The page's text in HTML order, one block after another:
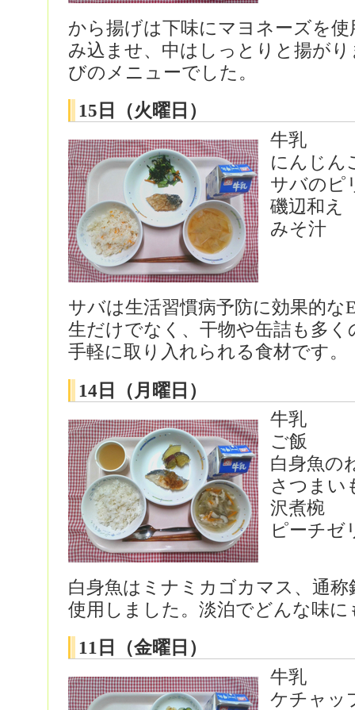
から揚げは下味にマヨネーズを
み込ませ、中はしっとりと揚が
びのメニューでした。
15日（火曜日）
牛乳
にんじん
サバのピ
磯辺和え
みそ汁
サバは生活習慣病予防に効果的な
生だけでなく、干物や缶詰も多
手軽に取り入れられる食材です。
14日（月曜日）
牛乳
ご飯
白身魚の
さつまい
沢煮椀
ピーチゼ
白身魚はミナミカゴカマス、通
使用しました。淡泊でどんな味
11日（金曜日）
牛乳
ケチャッ